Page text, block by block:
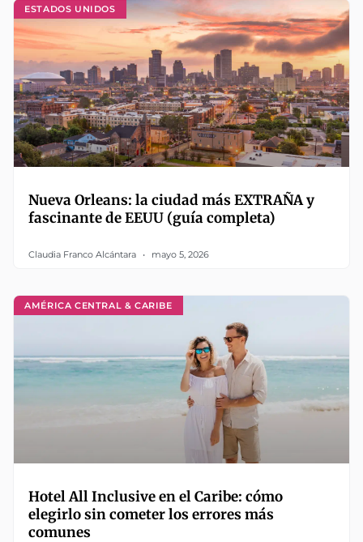
ESTADOS UNIDOS
Nueva Orleans: la ciudad más EXTRAÑA y
fascinante de EEUU (guía completa)
Claudia Franco Alcántara mayo 5, 2026
AMÉRICA CENTRAL & CARIBE
Hotel All Inclusive en el Caribe: cómo
elegirlo sin cometer los errores más
comunes